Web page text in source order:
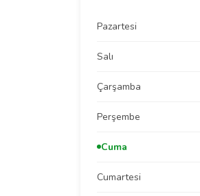
Pazartesi
Salı
Çarşamba
Perşembe
Cuma
Cumartesi